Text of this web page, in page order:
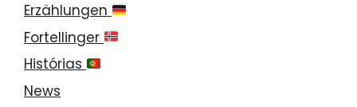
Erzählungen
Fortellinger
Histórias
News